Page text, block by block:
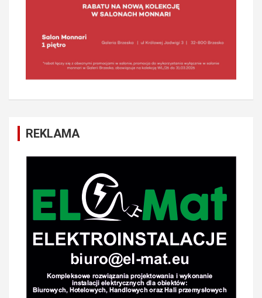
REKLAMA